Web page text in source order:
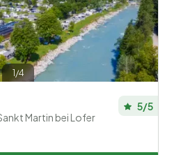
1/4
Martin bei Lofer
5/5